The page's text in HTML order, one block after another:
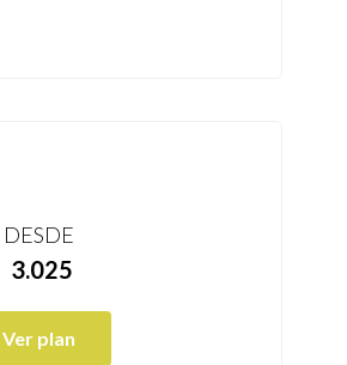
DESDE
3.025
Ver plan